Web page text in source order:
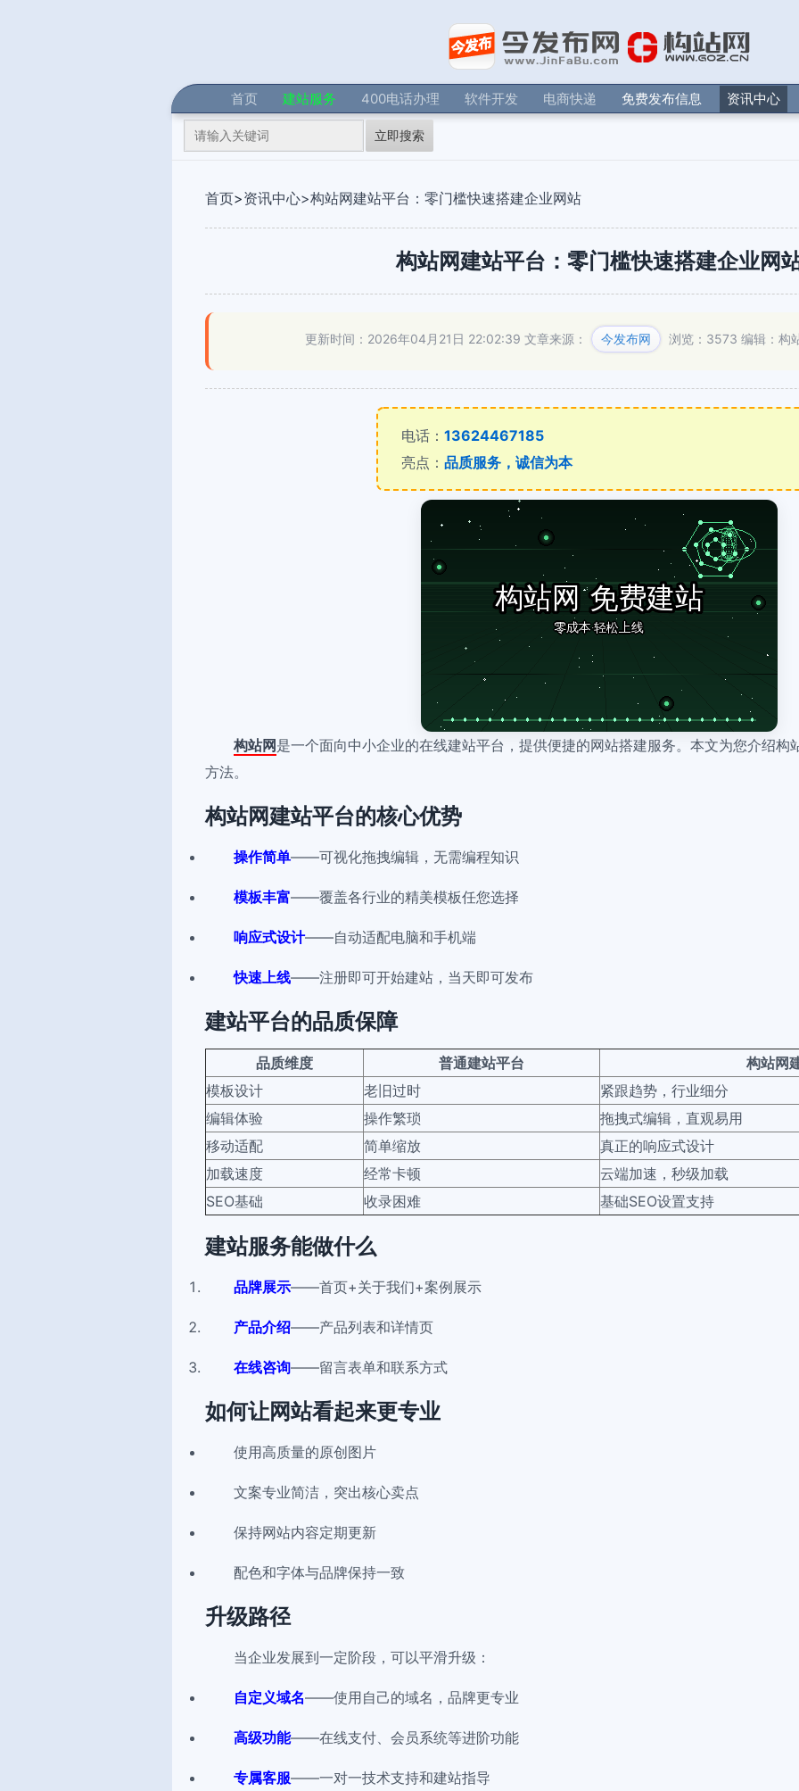
首页 建站服务 400电话办理 软件开发 电商快递 免费发布信息 资讯中心
立即搜索
首页>资讯中心>构站网建站平台：零门槛快速搭建企业网站
构站网建站平台：零门槛快速搭建企业网
更新时间：2026年04月21日 22:02:39 文章来源： 今发布网 浏览：3573 编辑：构
电话： 13624467185
亮点： 品质服务，诚信为本
构站网是一个面向中小企业的在线建站平台，提供便捷的网站搭建服务。本文为您介绍构
方法。
构站网建站平台的核心优势
操作简单——可视化拖拽编辑，无需编程知识
模板丰富——覆盖各行业的精美模板任您选择
响应式设计——自动适配电脑和手机端
快速上线——注册即可开始建站，当天即可发布
建站平台的品质保障
品质维度 普通建站平台
构站网
模板设计
老旧过时
紧跟趋势，行业细分
编辑体验
操作繁琐
拖拽式编辑，直观易用
移动适配
简单缩放
真正的响应式设计
加载速度
经常卡顿
云端加速，秒级加载
SEO基础
收录困难 基础SEO设置支持
建站服务能做什么
品牌展示——首页+关于我们+案例展示
产品介绍——产品列表和详情页
在线咨询——留言表单和联系方式
如何让网站看起来更专业
使用高质量的原创图片
文案专业简洁，突出核心卖点
保持网站内容定期更新
配色和字体与品牌保持一致
升级路径
当企业发展到一定阶段，可以平滑升级：
自定义域名——使用自己的域名，品牌更专业
高级功能——在线支付、会员系统等进阶功能
专属客服——一对一技术支持和建站指导